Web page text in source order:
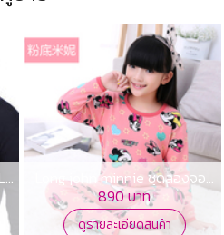
Long john minnie ชุดลองจอน
กันหนาวเด็ก
890 บาท
ดูรายละเอียดสินค้า